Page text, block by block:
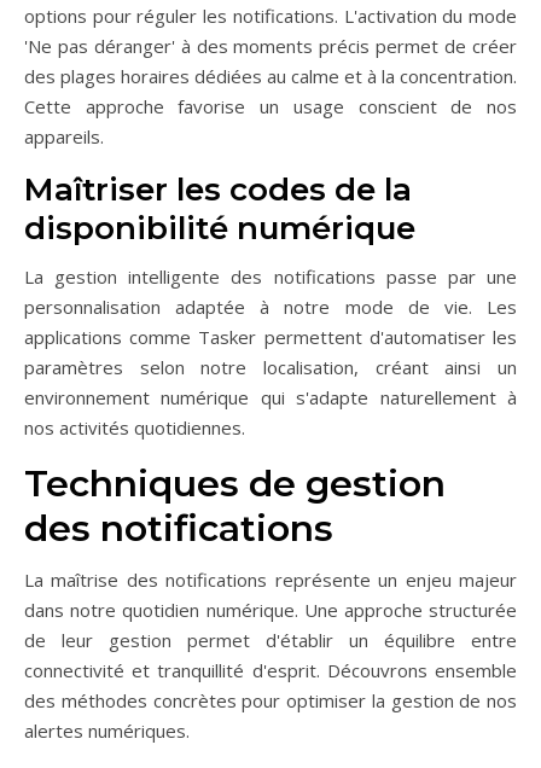
options pour réguler les notifications. L'activation du mode
'Ne pas déranger' à des moments précis permet de créer
des plages horaires dédiées au calme et à la concentration.
Cette approche favorise un usage conscient de nos
appareils.
Maîtriser les codes de la
disponibilité numérique
La gestion intelligente des notifications passe par une
personnalisation adaptée à notre mode de vie. Les
applications comme Tasker permettent d'automatiser les
paramètres selon notre localisation, créant ainsi un
environnement numérique qui s'adapte naturellement à
nos activités quotidiennes.
Techniques de gestion
des notifications
La maîtrise des notifications représente un enjeu majeur
dans notre quotidien numérique. Une approche structurée
de leur gestion permet d'établir un équilibre entre
connectivité et tranquillité d'esprit. Découvrons ensemble
des méthodes concrètes pour optimiser la gestion de nos
alertes numériques.